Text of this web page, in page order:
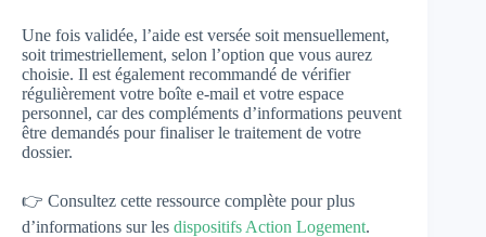
Une fois validée, l’aide est versée soit mensuellement,
soit trimestriellement, selon l’option que vous aurez
choisie. Il est également recommandé de vérifier
régulièrement votre boîte e-mail et votre espace
personnel, car des compléments d’informations peuvent
être demandés pour finaliser le traitement de votre
dossier.
👉 Consultez cette ressource complète pour plus
d’informations sur les dispositifs Action Logement.